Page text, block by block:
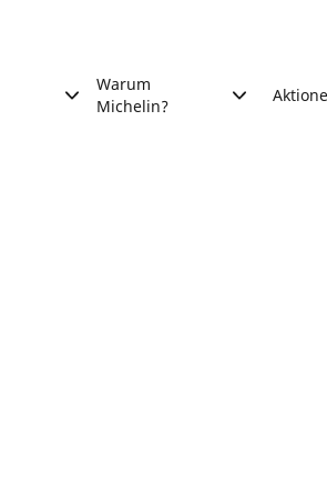
Warum
Michelin?